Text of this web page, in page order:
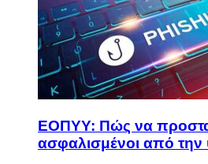
ΕΟΠΥΥ: Πώς να
ασφαλισμένοι από